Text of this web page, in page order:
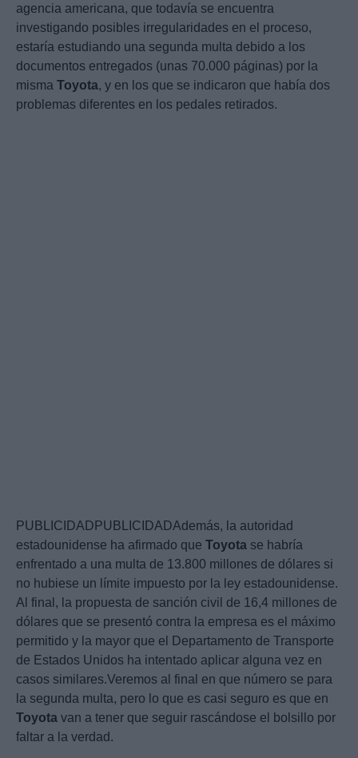
agencia americana, que todavía se encuentra
investigando posibles irregularidades en el proceso,
estaría estudiando una segunda multa debido a los
documentos entregados (unas 70.000 páginas) por la
misma Toyota, y en los que se indicaron que había dos
problemas diferentes en los pedales retirados.
PUBLICIDADPUBLICIDADAdemás, la autoridad
estadounidense ha afirmado que Toyota se habría
enfrentado a una multa de 13.800 millones de dólares si
no hubiese un límite impuesto por la ley estadounidense.
Al final, la propuesta de sanción civil de 16,4 millones de
dólares que se presentó contra la empresa es el máximo
permitido y la mayor que el Departamento de Transporte
de Estados Unidos ha intentado aplicar alguna vez en
casos similares.Veremos al final en que número se para
la segunda multa, pero lo que es casi seguro es que en
Toyota van a tener que seguir rascándose el bolsillo por
faltar a la verdad.